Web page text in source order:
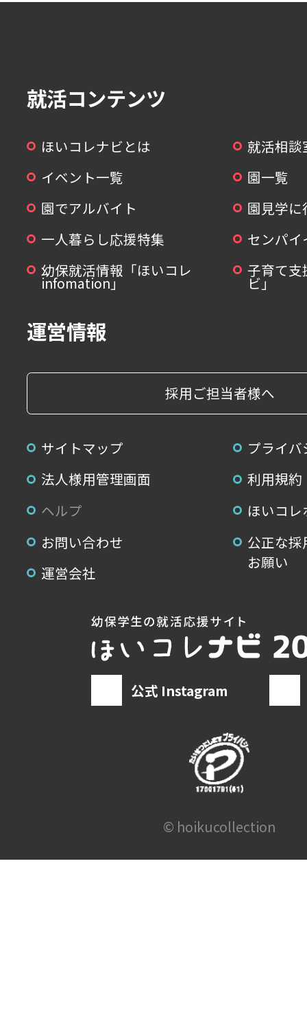
就活コンテンツ
ほいコレナビとは
就活相談
イベント一覧
園一覧
園でアルバイト
園見学
一人暮らし応援特集
センパ
幼保就活情報「ほいコレ
infomation」
子育て支
ビ」
運営情報
採用ご担当者様へ
サイトマップ
プライ
法人様用管理画面
利用規約
ヘルプ
ほいコ
お問い合わせ
公正な
お願い
運営会社
公式 Instagram
© hoikucollection